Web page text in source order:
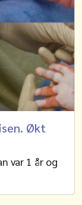
Økt
var 1 år og